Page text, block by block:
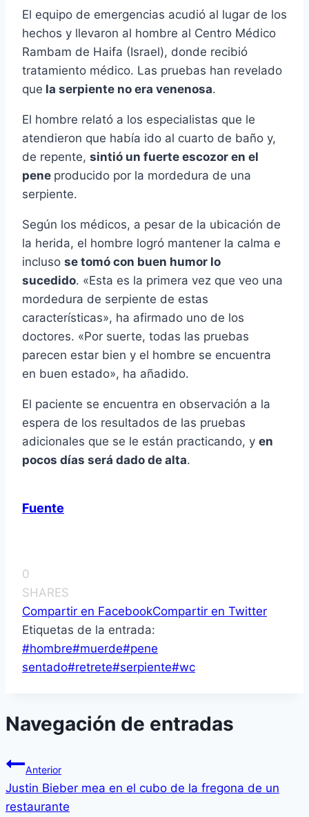
El equipo de emergencias acudió al lugar de los
hechos y llevaron al hombre al Centro Médico
Rambam de Haifa (Israel), donde recibió
tratamiento médico. Las pruebas han revelado
que la serpiente no era venenosa.
El hombre relató a los especialistas que le
atendieron que había ido al cuarto de baño y,
de repente, sintió un fuerte escozor en el
pene producido por la mordedura de una
serpiente.
Según los médicos, a pesar de la ubicación de
la herida, el hombre logró mantener la calma e
incluso se tomó con buen humor lo
sucedido. «Esta es la primera vez que veo una
mordedura de serpiente de estas
características», ha afirmado uno de los
doctores. «Por suerte, todas las pruebas
parecen estar bien y el hombre se encuentra
en buen estado», ha añadido.
El paciente se encuentra en observación a la
espera de los resultados de las pruebas
adicionales que se le están practicando, y en
pocos días será dado de alta.
Fuente
0
SHARES
Compartir en FacebookCompartir en Twitter
Etiquetas de la entrada:
#hombre#muerde#pene
sentado#retrete#serpiente#wc
Navegación de entradas
Anterior
Justin Bieber mea en el cubo de la fregona de un
restaurante